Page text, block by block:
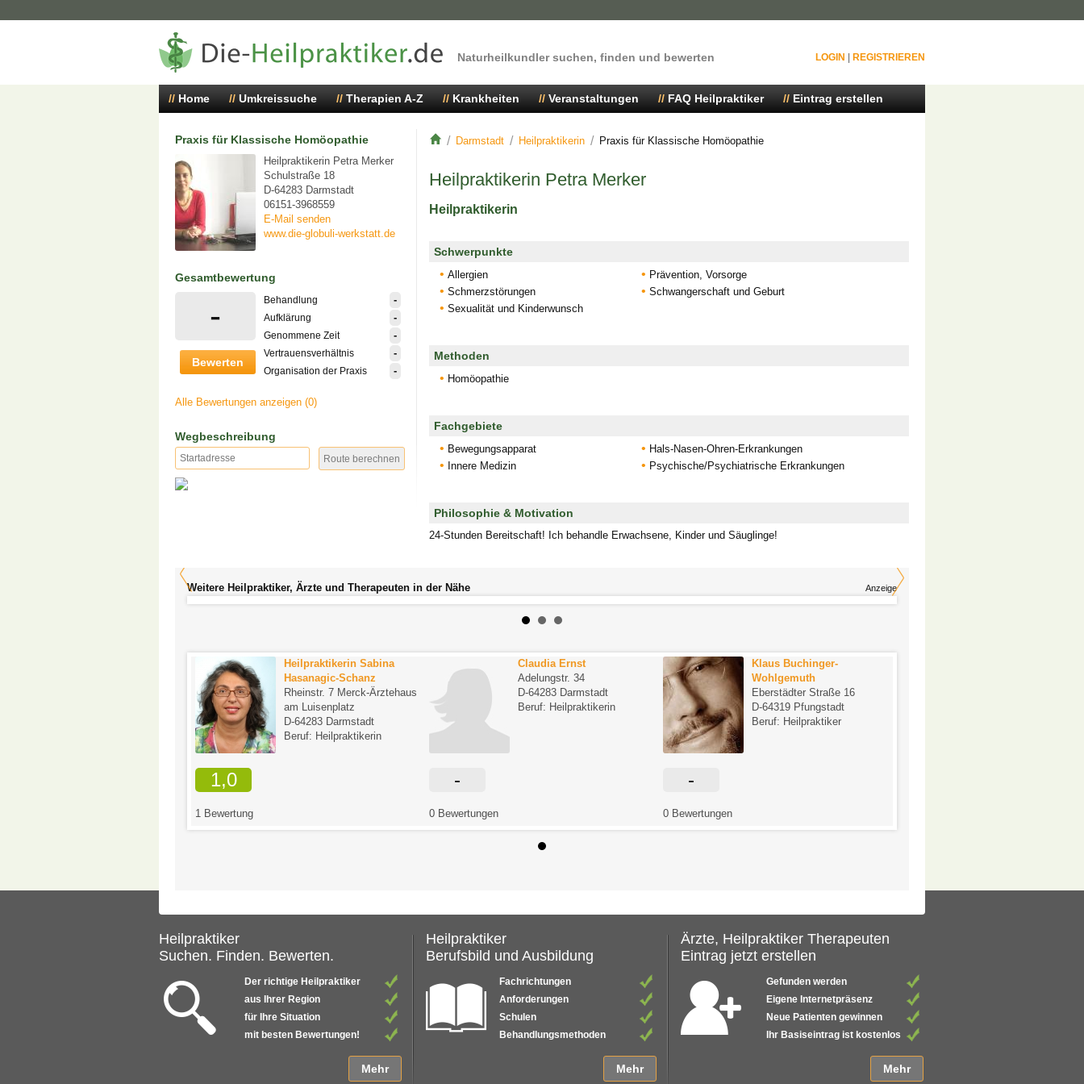
Naturheilkundler suchen, finden und bewerten LOGIN REGISTRIEREN
Home Umkreissuche Therapien A-Z Krankheiten Veranstaltungen FAQ Heilpraktiker Eintrag erstellen
Praxis für Klassische Homöopathie
Heilpraktikerin Petra Merker
Schulstraße 18
D-64283 Darmstadt
06151-3968559
E-Mail senden
www.die-globuli-werkstatt.de
Gesamtbewertung
-
Bewerten
Behandlung -
Aufklärung -
Genommene Zeit -
Vertrauensverhältnis -
Organisation der Praxis -
Alle Bewertungen anzeigen (0)
Wegbeschreibung
Darmstadt Heilpraktikerin Praxis für Klassische Homöopathie
Heilpraktikerin Petra Merker
Heilpraktikerin
Schwerpunkte
Allergien
Prävention, Vorsorge
Schmerzstörungen
Schwangerschaft und Geburt
Sexualität und Kinderwunsch
Methoden
Homöopathie
Fachgebiete
Bewegungsapparat
Hals-Nasen-Ohren-Erkrankungen
Innere Medizin
Psychische/Psychiatrische Erkrankungen
Philosophie & Motivation
24-Stunden Bereitschaft! Ich behandle Erwachsene, Kinder und Säuglinge!
Weitere Heilpraktiker, Ärzte und Therapeuten in der Nähe Anzeige
1,0
1 Bewertung
Heilpraktikerin Sabina
Hasanagic-Schanz
Rheinstr. 7 Merck-Ärztehaus
am Luisenplatz
D-64283 Darmstadt
Beruf: Heilpraktikerin
-
0 Bewertungen
Claudia Ernst
Adelungstr. 34
D-64283 Darmstadt
Beruf: Heilpraktikerin
-
0 Bewertungen
Klaus Buchinger-
Wohlgemuth
Eberstädter Straße 16
D-64319 Pfungstadt
Beruf: Heilpraktiker
Heilpraktiker
Suchen. Finden. Bewerten.
Der richtige Heilpraktiker
aus Ihrer Region
für Ihre Situation
mit besten Bewertungen!
Mehr
Heilpraktiker
Berufsbild und Ausbildung
Fachrichtungen
Anforderungen
Schulen
Behandlungsmethoden
Mehr
Ärzte, Heilpraktiker Therapeuten
Eintrag jetzt erstellen
Gefunden werden
Eigene Internetpräsenz
Neue Patienten gewinnen
Ihr Basiseintrag ist kostenlos
Mehr